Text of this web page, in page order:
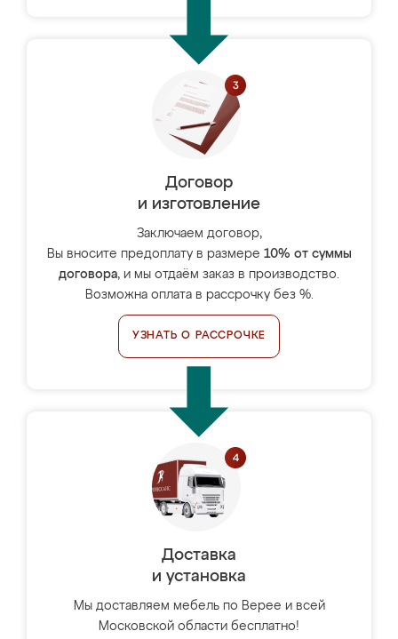
Договор
и изготовление
Заключаем договор,
Вы вносите предоплату в размере 10% от суммы
договора, и мы отдаём заказ в производство.
Возможна оплата в рассрочку без %.
УЗНАТЬ О РАССРОЧКЕ
Доставка
и установка
Мы доставляем мебель по Верее и всей
Московской области бесплатно!